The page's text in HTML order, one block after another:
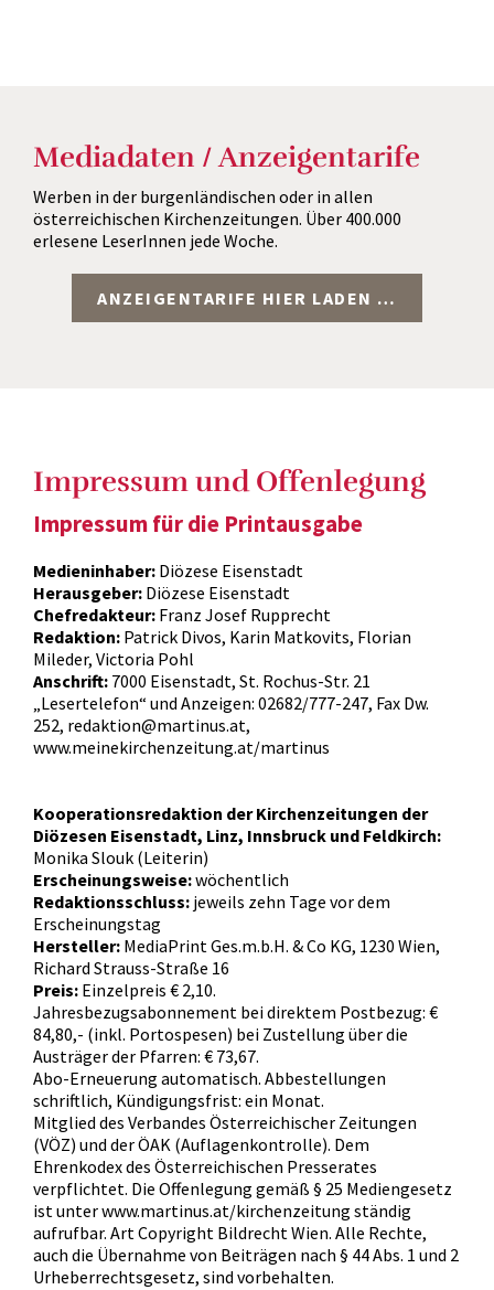
Mediadaten / Anzeigentarife
Werben in der burgenländischen oder in allen
österreichischen Kirchenzeitungen. Über 400.000
erlesene LeserInnen jede Woche.
ANZEIGENTARIFE HIER LADEN …
Impressum und Offenlegung
Impressum für die Printausgabe
Medieninhaber: Diözese Eisenstadt
Herausgeber: Diözese Eisenstadt
Chefredakteur: Franz Josef Rupprecht
Redaktion: Patrick Divos, Karin Matkovits, Florian
Mileder, Victoria Pohl
Anschrift: 7000 Eisenstadt, St. Rochus-Str. 21
„Lesertelefon“ und Anzeigen: 02682/777-247, Fax Dw.
252, redaktion@martinus.at,
www.meinekirchenzeitung.at/martinus
Kooperationsredaktion der Kirchenzeitungen der
Diözesen Eisenstadt, Linz, Innsbruck und Feldkirch:
Monika Slouk (Leiterin)
Erscheinungsweise:wöchentlich
Redaktionsschluss: jeweils zehn Tage vor dem
Erscheinungstag
Hersteller: MediaPrint Ges.m.b.H. & Co KG, 1230 Wien,
Richard Strauss-Straße 16
Preis: Einzelpreis € 2,10.
Jahresbezugsabonnement bei direktem Postbezug: €
84,80,- (inkl. Portospesen) bei Zustellung über die
Austräger der Pfarren: € 73,67.
Abo-Erneuerung automatisch. Abbestellungen
schriftlich, Kündigungsfrist: ein Monat.
Mitglied des Verbandes Österreichischer Zeitungen
(VÖZ) und der ÖAK (Auflagenkontrolle). Dem
Ehrenkodex des Österreichischen Presserates
verpflichtet. Die Offenlegung gemäß § 25 Mediengesetz
ist unter www.martinus.at/kirchenzeitung ständig
aufrufbar. Art Copyright Bildrecht Wien. Alle Rechte,
auch die Übernahme von Beiträgen nach § 44 Abs. 1 und 2
Urheberrechtsgesetz, sind vorbehalten.